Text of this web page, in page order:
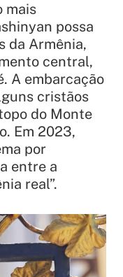
mais
possa
da Armênia,
central,
A embarcação
cristãos
do Monte
Em 2023,
por
entre a
real”.